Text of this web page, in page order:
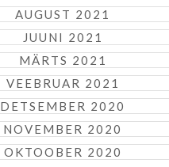
AUGUST 2021
JUUNI 2021
MÄRTS 2021
VEEBRUAR 2021
DETSEMBER 2020
NOVEMBER 2020
OKTOOBER 2020